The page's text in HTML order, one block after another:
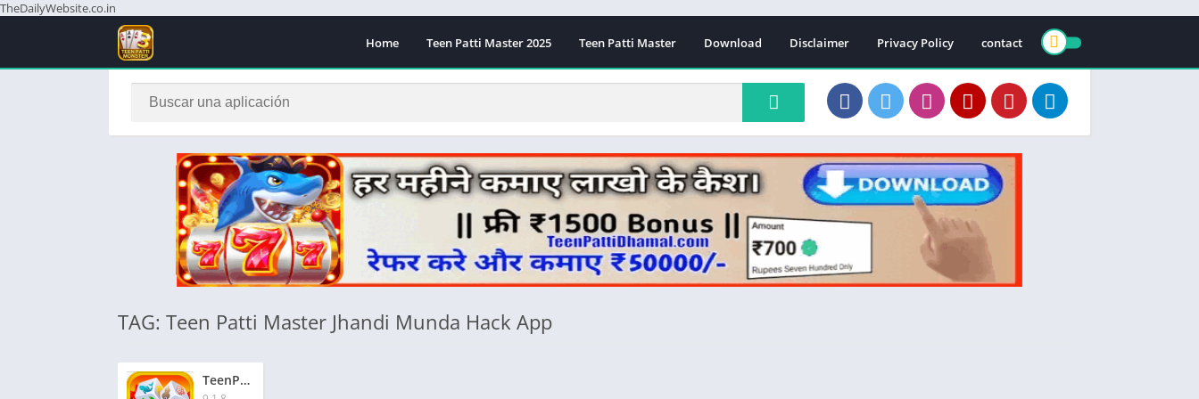
TheDailyWebsite.co.in
Home Teen Patti Master 2025 Teen Patti Master Download Disclaimer Privacy Policy contact
TAG: Teen Patti Master Jhandi Munda Hack App
TeenPatti Master Jhandi Munda | तीनपत्ती मास्टर झंडी मुंडा | ₹201 बोनस